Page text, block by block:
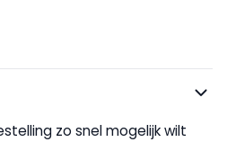
zo snel mogelijk wilt